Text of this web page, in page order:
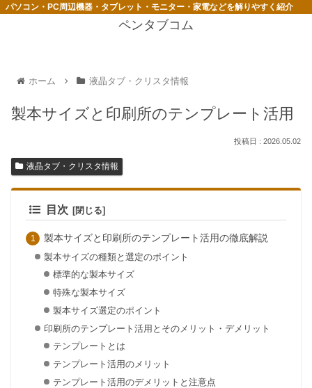
パソコン・PC周辺機器・タブレット・モニター・家電などを解りやすく紹介
ペンタブコム
ホーム 液晶タブ・クリスタ情報
製本サイズと印刷所のテンプレート活用
2026.05.02
液晶タブ・クリスタ情報
目次
製本サイズと印刷所のテンプレート活用の徹底解説
製本サイズの種類と選定のポイント
標準的な製本サイズ
特殊な製本サイズ
製本サイズ選定のポイント
印刷所のテンプレート活用とそのメリット・デメリット
テンプレートとは
テンプレート活用のメリット
テンプレート活用のデメリットと注意点